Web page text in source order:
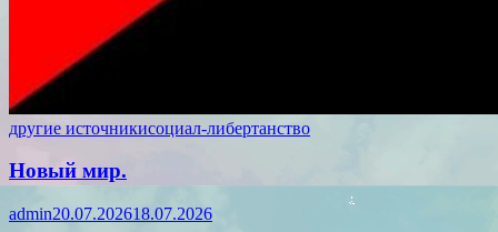
другие источникисоциал-либертанство
Новый мир.
admin20.07.202618.07.2026